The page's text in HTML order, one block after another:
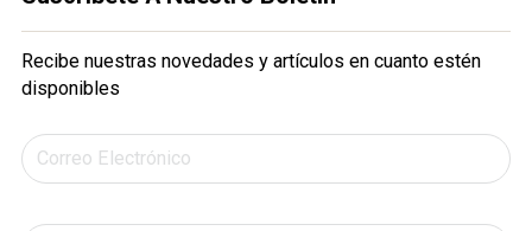
Recibe nuestras novedades y artículos en cuanto estén
disponibles